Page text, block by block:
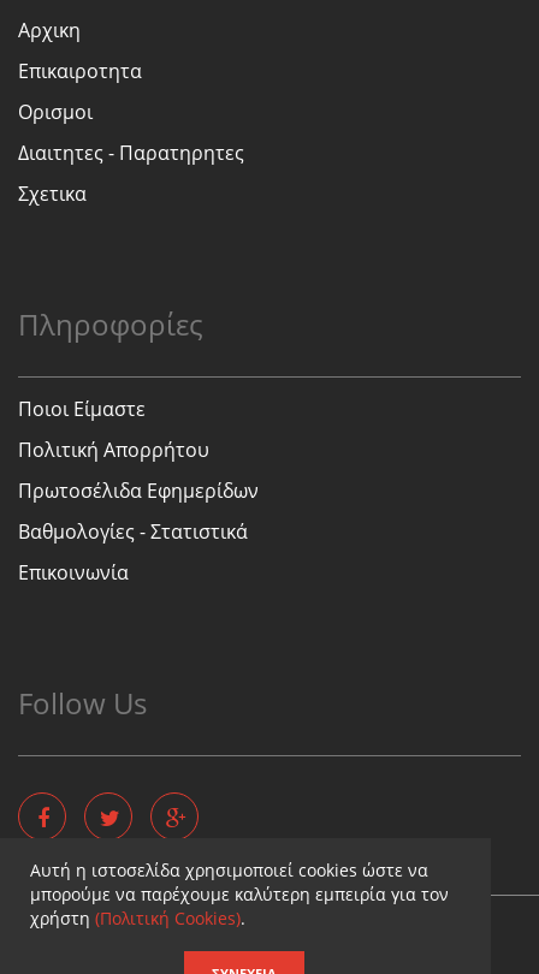
Αρχικη
Επικαιροτητα
Ορισμοι
Διαιτητες - Παρατηρητες
Σχετικα
Πληροφορίες
Ποιοι Είμαστε
Πολιτική Απορρήτου
Πρωτοσέλιδα Εφημερίδων
Βαθμολογίες - Στατιστικά
Επικοινωνία
Follow Us
Copyright © - Diaititis.gr - All Rights Reserved.
Σχεδιασμός & κατασκευή ιστοσελίδων
Αυτή η ιστοσελίδα χρησιμοποιεί cookies ώστε να
μπορούμε να παρέχουμε καλύτερη εμπειρία για τον
χρήστη (Πολιτική Cookies).